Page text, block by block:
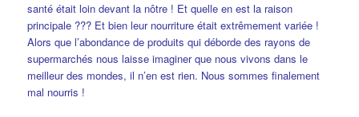
santé était loin devant la nôtre ! Et quelle en est la raison
principale ??? Et bien leur nourriture était extrêmement variée !
Alors que l’abondance de produits qui déborde des rayons de
supermarchés nous laisse imaginer que nous vivons dans le
meilleur des mondes, il n’en est rien. Nous sommes finalement
mal nourris !